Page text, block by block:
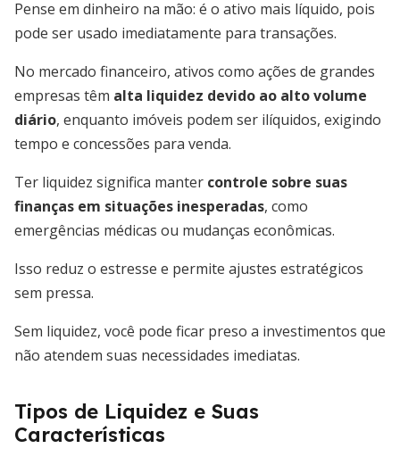
Pense em dinheiro na mão: é o ativo mais líquido, pois
pode ser usado imediatamente para transações.
No mercado financeiro, ativos como ações de grandes
empresas têm alta liquidez devido ao alto volume
diário, enquanto imóveis podem ser ilíquidos, exigindo
tempo e concessões para venda.
Ter liquidez significa manter controle sobre suas
finanças em situações inesperadas, como
emergências médicas ou mudanças econômicas.
Isso reduz o estresse e permite ajustes estratégicos
sem pressa.
Sem liquidez, você pode ficar preso a investimentos que
não atendem suas necessidades imediatas.
Tipos de Liquidez e Suas
Características